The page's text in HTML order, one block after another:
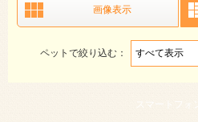
画像表示
ペットで絞り込む：
スマートフォ